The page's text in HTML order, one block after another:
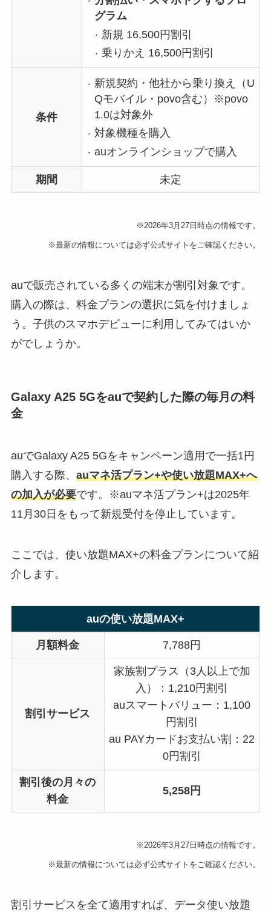
グラム
新規 16,500円割引
乗りかえ 16,500円割引
条件
新規契約・他社から乗り換え（U
Qモバイル・povo含む）※povo
1.0は対象外
対象機種を購入
auオンラインショップで購入
期間 未定
※2026年3月27日時点の情報です。
※最新の情報については必ず公式サイトをご確認ください。
auで販売されている多くの端末が割引対象です。
購入の際は、料金プランの選択に気を付けましょ
う。子供のスマホデビューに利用してみてはいか
がでしょうか。
Galaxy A25 5Gをauで契約した際の毎月の料
金
auでGalaxy A25 5Gをキャンペーン適用で一括1円
購入する際、 auマネ活プラン+や使い放題MAX+へ
の加入が必要です。※auマネ活プラン+は2025年
11月30日をもって新規受付を停止しています。
ここでは、使い放題MAX+の料金プランについて紹
介します。
auの使い放題MAX+
月額料金 7,788円
割引サービス
家族割プラス（3人以上で加
入）：1,210円割引
auスマートバリュー：1,100
円割引
au PAYカードお支払い割：22
0円割引
割引後の月々の
料金
5,258円
※2026年3月27日時点の情報です。
※最新の情報については必ず公式サイトをご確認ください。
割引サービスを全て適用すれば、データ使い放題